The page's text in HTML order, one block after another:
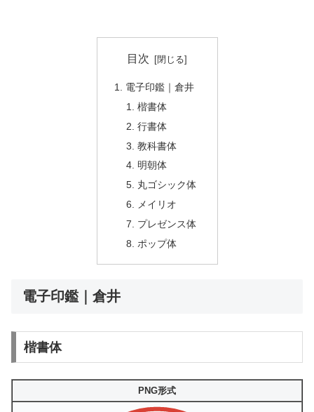
目次
電子印鑑｜倉井
楷書体
行書体
教科書体
明朝体
丸ゴシック体
メイリオ
プレゼンス体
ポップ体
電子印鑑｜倉井
楷書体
PNG形式